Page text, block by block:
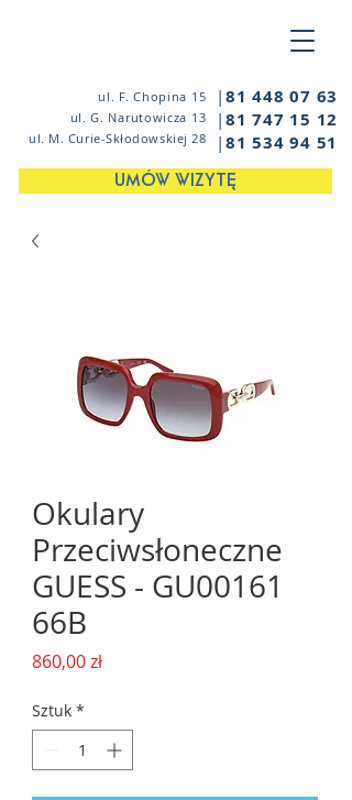
UMÓW WIZYTĘ
ul. F. Chopina 15
ul. G. Narutowicza 13
ul. M. Curie-Skłodowskiej 28
| 81 448 07 63
| 81 747 15 12
| 81 534 94 51
Okulary
Przeciwsłoneczne
GUESS - GU00161
66B
860,00 złCena
Sztuk *